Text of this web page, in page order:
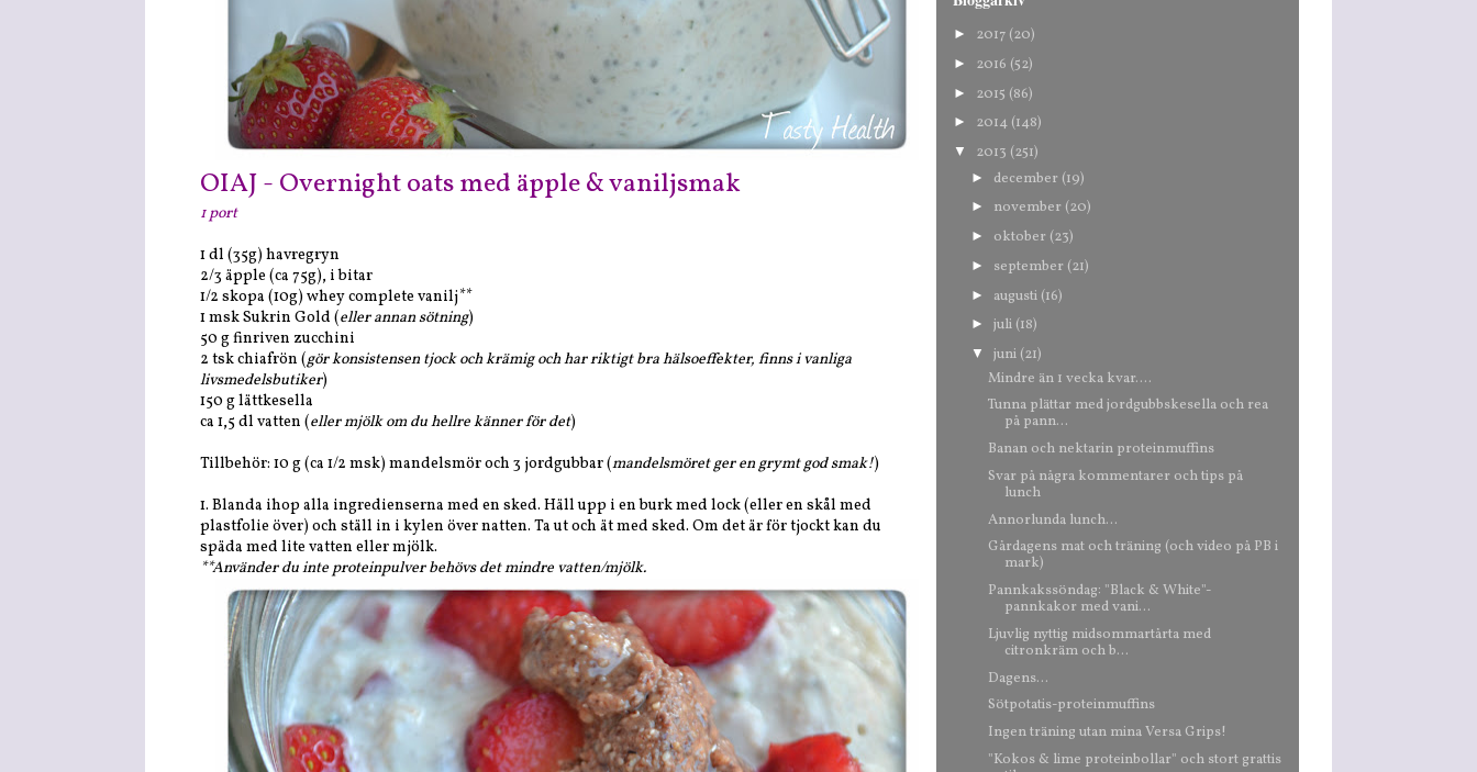
OIAJ - Overnight oats med äpple & vaniljsmak
1 port
1 dl (35g) havregryn
2/3 äpple (ca 75g), i bitar
1/2 skopa (10g) whey complete vanilj**
1 msk Sukrin Gold (eller annan sötning)
50 g finriven zucchini
2 tsk chiafrön (gör konsistensen tjock och krämig och har riktigt bra hälsoeffekter, finns i vanliga
livsmedelsbutiker)
150 g lättkesella
ca 1,5 dl vatten (eller mjölk om du hellre känner för det)
Tillbehör: 10 g (ca 1/2 msk) mandelsmör och 3 jordgubbar (mandelsmöret ger en grymt god smak!)
1. Blanda ihop alla ingredienserna med en sked. Häll upp i en burk med lock (eller en skål med
plastfolie över) och ställ in i kylen över natten. Ta ut och ät med sked. Om det är för tjockt kan du
späda med lite vatten eller mjölk.
**Använder du inte proteinpulver behövs det mindre vatten/mjölk.
► 2017 (20)
► 2016 (52)
► 2015 (86)
► 2014 (148)
▼ 2013 (251)
► december (19)
► november (20)
► oktober (23)
► september (21)
► augusti (16)
► juli (18)
▼ juni (21)
Mindre än 1 vecka kvar....
Tunna plättar med jordgubbskesella och rea
på pann...
Banan och nektarin proteinmuffins
Svar på några kommentarer och tips på
lunch
Annorlunda lunch...
Gårdagens mat och träning (och video på PB i
mark)
Pannkakssöndag: "Black & White"-
pannkakor med vani...
Ljuvlig nyttig midsommartårta med
citronkräm och b...
Dagens...
Sötpotatis-proteinmuffins
Ingen träning utan mina Versa Grips!
"Kokos & lime proteinbollar" och stort grattis